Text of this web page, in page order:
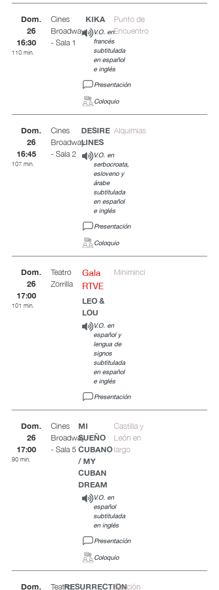
Dom.
26
16:30
110 min.
Cines
Broadway
- Sala 1
KIKA
V.O. en
francés
subtitulada
en español
e inglés
Presentación
Coloquio
Punto de
Encuentro
Dom.
26
16:45
107 min.
Cines
Broadway
- Sala 2
DESIRE
LINES
V.O. en
serbocroata,
esloveno y
árabe
subtitulada
en español
e inglés
Presentación
Coloquio
Alquimias
Dom.
26
17:00
101 min.
Teatro
Zorrilla
Gala
RTVE
LEO &
LOU
V.O. en
español y
lengua de
signos
subtitulada
en español
e inglés
Presentación
Miniminci
Dom.
26
17:00
90 min.
Cines
Broadway
- Sala 5
MI
SUEÑO
CUBANO
/ MY
CUBAN
DREAM
V.O. en
español
subtitulada
en inglés
Presentación
Coloquio
Castilla y
León en
largo
Dom. TeatroRESURRECTIONSección